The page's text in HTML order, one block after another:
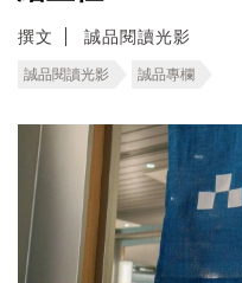
撰文 誠品閱讀光影
誠品閱讀光影 誠品專欄